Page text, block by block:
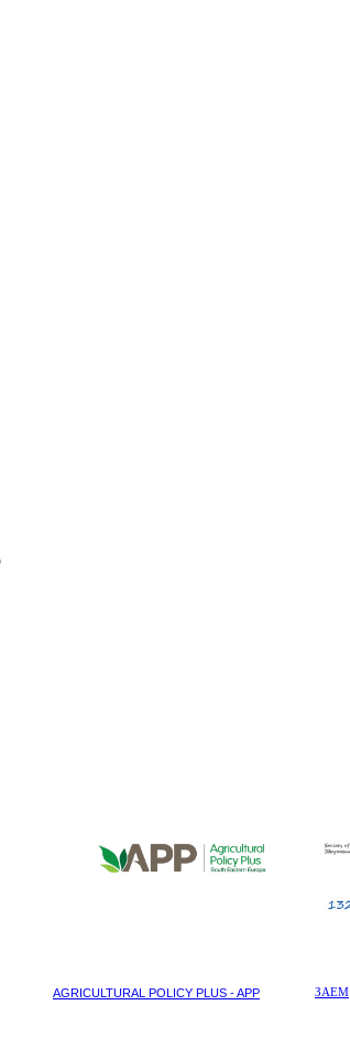
AGRICULTURAL POLICY PLUS - APP ЗАЕМ